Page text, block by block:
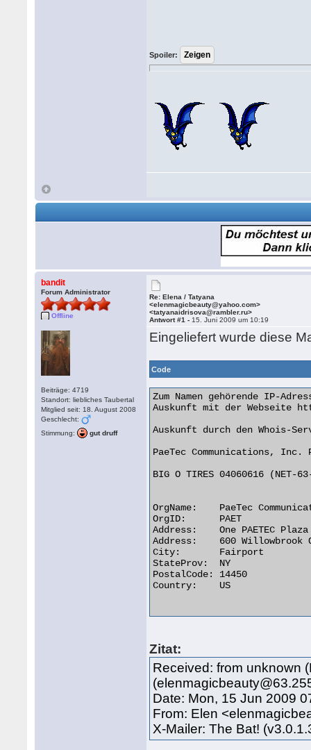
Spoiler:
bandit
Forum Administrator
Offline
Beiträge: 4719
Standort: liebliches Taubertal
Mitglied seit: 18. August 2008
Geschlecht:
Stimmung:
gut druff
Re: Elena / Tatyana
<elenmagicbeauty@yahoo.com>
<tatyanaidrisova@rambler.ru>
Antwort #1 - 15. Juni 2009 um 10:19
Eingeliefert wurde diese
Code
Zum Namen gehörende IP-
Auskunft mit der Webseite
Auskunft durch den Whois-
PaeTec Communications, Inc.
BIG O TIRES 04060616 (NET-
OrgName:    PaeTec
OrgID:      PAET
Address:    One PAETEC Plaza
Address:    600 Willowbrook
City:       Fairport
StateProv:  NY
PostalCode: 14450
Country:    US
Zitat:
Received: from unknown
Date: Mon, 15 Jun 2009
From: Elen
X-Mailer: The Bat!